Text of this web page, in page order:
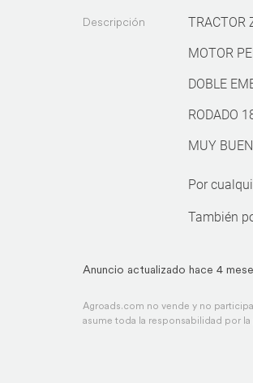
Descripción
TRACTOR
MOTOR
DOBLE
RODADO
MUY
Por
También
Anuncio actualizado hace 4
Agroads.com no vende y no
asume toda la responsabilidad por